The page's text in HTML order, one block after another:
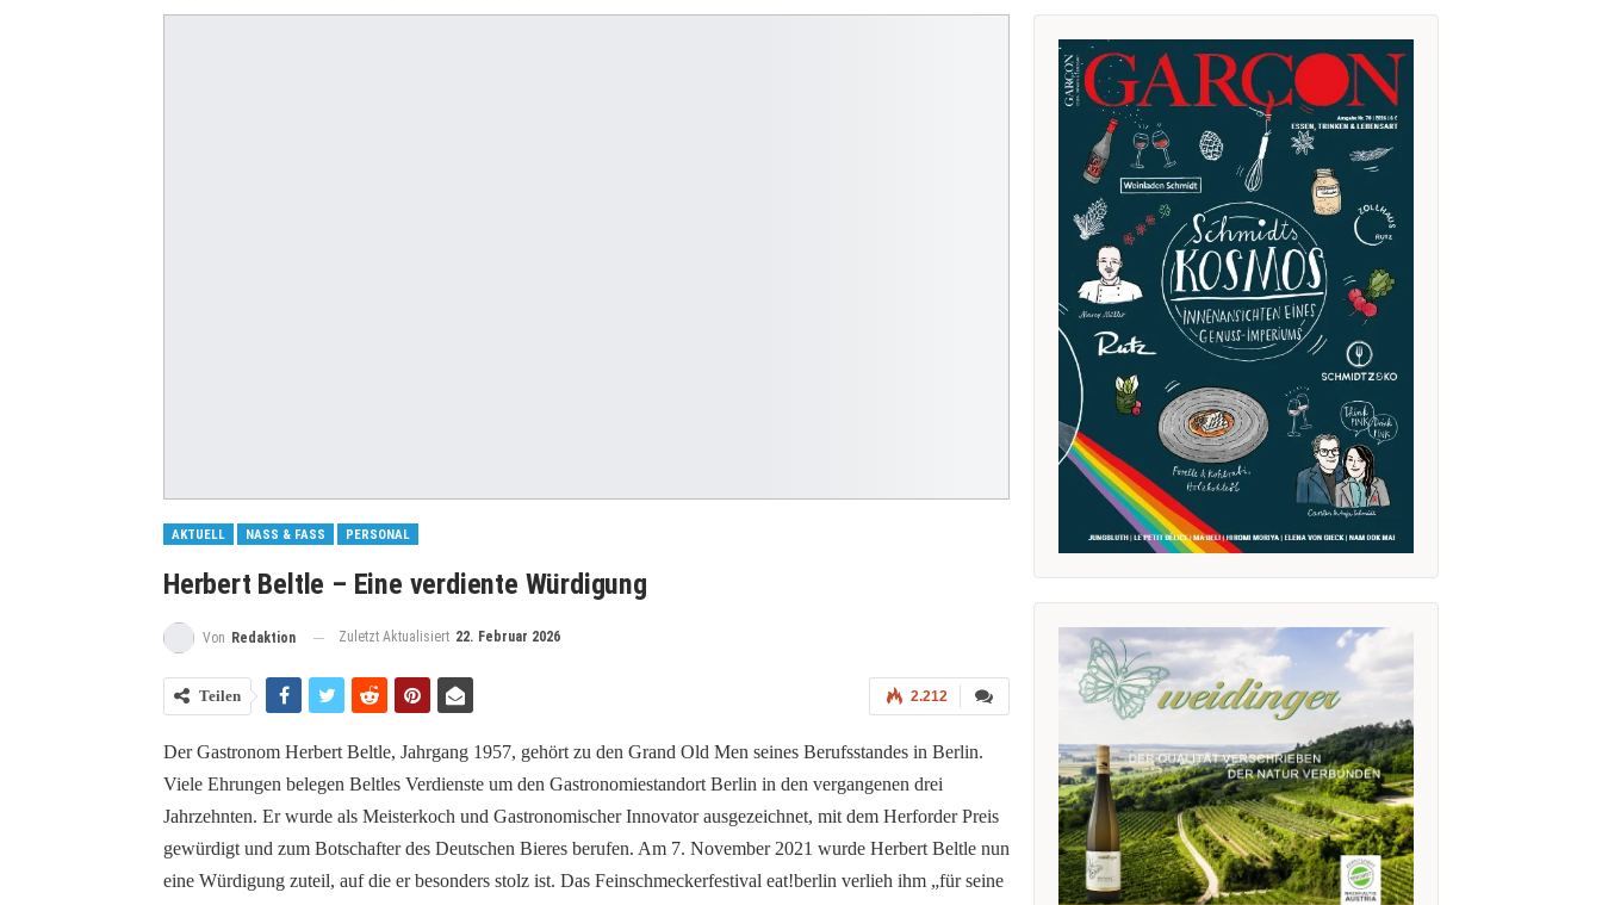
AKTUELL NASS & FASS PERSONAL
Herbert Beltle – Eine verdiente Würdigung
Von Redaktion Zuletzt Aktualisiert 22. Februar 2026
2.212
Teilen
Der Gastronom Herbert Beltle, Jahrgang 1957, gehört zu den Grand Old Men seines Berufsstandes in Berlin.
Viele Ehrungen belegen Beltles Verdienste um den Gastronomiestandort Berlin in den vergangenen drei
Jahrzehnten. Er wurde als Meisterkoch und Gastronomischer Innovator ausgezeichnet, mit dem Herforder Preis
gewürdigt und zum Botschafter des Deutschen Bieres berufen. Am 7. November 2021 wurde Herbert Beltle nun
eine Würdigung zuteil, auf die er besonders stolz ist. Das Feinschmeckerfestival eat!berlin verlieh ihm „für seine